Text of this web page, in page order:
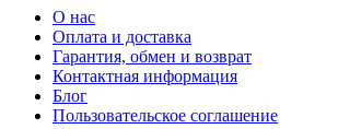
О нас
Оплата и доставка
Гарантия, обмен и возврат
Контактная информация
Блог
Пользовательское соглашение